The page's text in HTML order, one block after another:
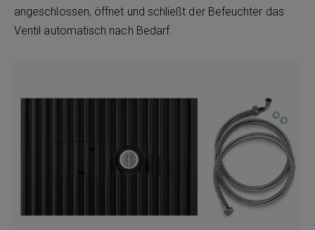
angeschlossen, öffnet und schließt der Befeuchter das
Ventil automatisch nach Bedarf.